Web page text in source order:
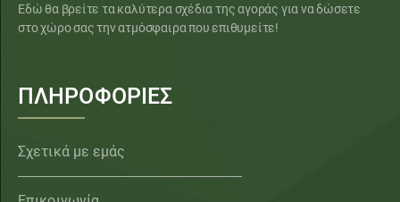
Εδώ θα βρείτε τα καλύτερα σχέδια της αγοράς για να δώσετε
στο χώρο σας την ατμόσφαιρα που επιθυμείτε!
ΠΛΗΡΟΦΟΡΙΕΣ
Σχετικά με εμάς